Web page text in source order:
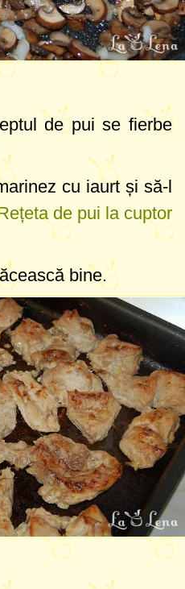
de pui se fierbe
cu iaurt și să-l
de pui la cuptor
bine.